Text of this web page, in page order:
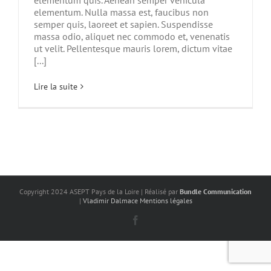
elementum. Nulla massa est, faucibus non
semper quis, laoreet et sapien. Suspendisse
massa odio, aliquet nec commodo et, venenatis
ut velit. Pellentesque mauris lorem, dictum vitae
[...]
Lire la suite
Copyright 2024 ASEPT Pays de la Loire | Réalisé par Bundle Communication
| Vladimir Dalmace Mentions légales